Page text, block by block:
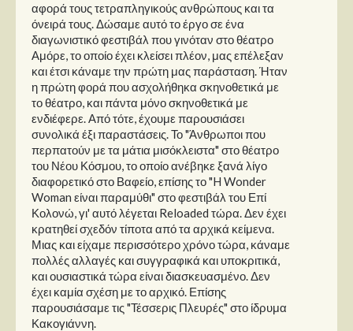
αφορά τους τετραπληγικούς ανθρώπους και τα
όνειρά τους. Δώσαμε αυτό το έργο σε ένα
διαγωνιστικό φεστιβάλ που γινόταν στο θέατρο
Αμόρε, το οποίο έχει κλείσει πλέον, μας επέλεξαν
και έτσι κάναμε την πρώτη μας παράσταση. Ήταν
η πρώτη φορά που ασχολήθηκα σκηνοθετικά με
το θέατρο, και πάντα μόνο σκηνοθετικά με
ενδιέφερε. Από τότε, έχουμε παρουσιάσει
συνολικά έξι παραστάσεις. Το "Άνθρωποι που
περπατούν με τα μάτια μισόκλειστα" στο θέατρο
του Νέου Κόσμου, το οποίο ανέβηκε ξανά λίγο
διαφορετικό στο Βαφείο, επίσης το "H Wonder
Woman είναι παραμύθι" στο φεστιβάλ του Επί
Κολονώ, γι' αυτό λέγεται Reloaded τώρα. Δεν έχει
κρατηθεί σχεδόν τίποτα από τα αρχικά κείμενα.
Μιας και είχαμε περισσότερο χρόνο τώρα, κάναμε
πολλές αλλαγές και συγγραφικά και υποκριτικά,
και ουσιαστικά τώρα είναι διασκευασμένο. Δεν
έχει καμία σχέση με το αρχικό. Επίσης
παρουσιάσαμε τις "Τέσσερις Πλευρές" στο ίδρυμα
Κακογιάννη.